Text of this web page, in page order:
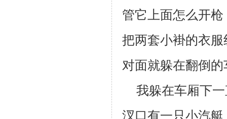
管它上面怎么开
把两套小褂的衣
对面就躲在翻倒
我躲在车厢下
汊口有一只小汽